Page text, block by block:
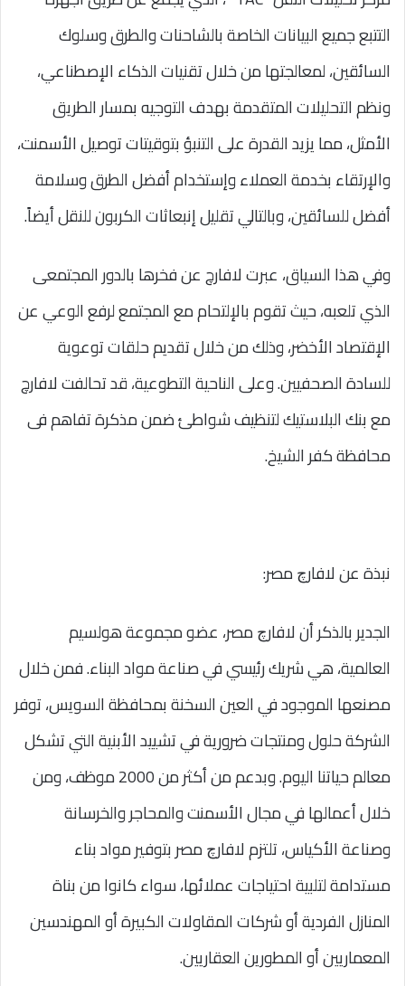
التتبع جميع البيانات الخاصة بالشاحنات والطرق وسلوك
السائقين، لمعالجتها من خلال تقنيات الذكاء الإصطناعي،
ونظم التحليلات المتقدمة بهدف التوجيه بمسار الطريق
الأمثل، مما يزيد القدرة على التنبؤ بتوقيتات توصيل الأسمنت،
والإرتقاء بخدمة العملاء وإستخدام أفضل الطرق وسلامة
أفضل للسائقين، وبالتالي تقليل إنبعاثات الكربون للنقل أيضاً.
وفي هذا السياق، عبرت لافارچ عن فخرها بالدور المجتمعى
الذي تلعبه، حيث تقوم بالإلتحام مع المجتمع لرفع الوعي عن
الإقتصاد الأخضر، وذلك من خلال تقديم حلقات توعوية
للسادة الصحفيين. وعلى الناحية التطوعية، قد تحالفت لافارچ
مع بنك البلاستيك لتنظيف شواطئ ضمن مذكرة تفاهم فى
محافظة كفر الشيخ.
نبذة عن لافارﭺ مصر:
الجدير بالذكر أن لافارﭺ مصر، عضو مجموعة هولسيم
العالمية، هي شريك رئيسي في صناعة مواد البناء. فمن خلال
مصنعها الموجود في العين السخنة بمحافظة السويس، توفر
الشركة حلول ومنتجات ضرورية في تشييد الأبنية التي تشكل
معالم حياتنا اليوم. وبدعم من أكثر من 2000 موظف، ومن
خلال أعمالها في مجال الأسمنت والمحاجر والخرسانة
وصناعة الأكياس، تلتزم لافارﭺ مصر بتوفير مواد بناء
مستدامة لتلبية احتياجات عملائها، سواء كانوا من بناة
المنازل الفردية أو شركات المقاولات الكبيرة أو المهندسين
المعماريين أو المطورين العقاريين.